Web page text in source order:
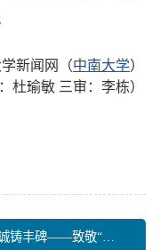
新闻网（中南大学）
杜瑜敏 三审：李栋）
铸丰碑——致敬“七